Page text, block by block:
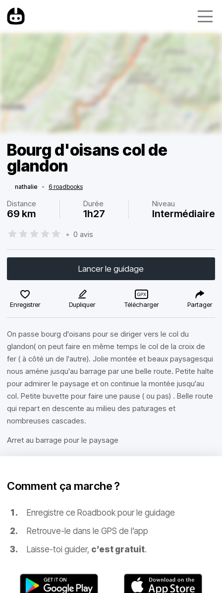
Bourg d'oisans col de
glandon
nathalie • 6 roadbooks
Distance
69 km
Durée
1h27
Niveau
Intermédiaire
• 0 avis
Lancer le guidage
Enregistrer Dupliquer Télécharger Partager
On passe bourg d'oisans pour se diriger vers le col du
glandon( on peut faire en même temps le col de la croix de
fer ( à côté un de l'autre). Jolie montée et beaux paysagesqui
nous amène jusqu'au barrage par une belle route. Petite halte
pour admirer le paysage et on continue la montée jusqu'au
col. Petite buvette pour faire une pause ( ou pas) . Belle route
qui repart en descente au milieu des paturages et
nombreuses cascades.
Arret au barrage pour le paysage
Comment ça marche ?
Enregistre ce Roadbook pour le guidage
Retrouve-le dans le GPS de l’app
Laisse-toi guider, c’est gratuit.